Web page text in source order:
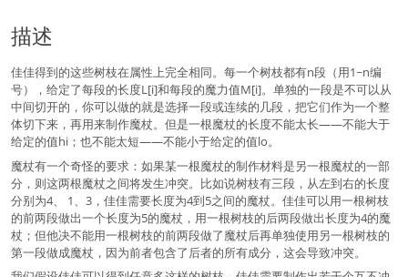
描述
佳佳得到的这些树枝在属性上完全相同。每一个树枝都有n段（用1~n编
号），给定了每段的长度L[i]和每段的魔力值M[i]。单独的一段是不可以从
中间切开的，你可以做的就是选择一段或连续的几段，把它们作为一个整
体切下来，再用来制作魔杖。但是一根魔杖的长度不能太长——不能大于
给定的值hi；也不能太短——不能小于给定的值lo。
魔杖有一个奇怪的要求：如果某一根魔杖的制作材料是另一根魔杖的一部
分，则这两根魔杖之间将发生冲突。比如说树枝有三段，从左到右的长度
分别为4、 1、3，佳佳需要长度为4到5之间的魔杖。佳佳可以用一根树枝
的前两段做出一个长度为5的魔杖，用一根树枝的后两段做出长度为4的魔
杖；但他决不能用一根树枝的前两段做了魔杖后再单独使用另一根树枝的
第一段做成魔杖，因为前者包含了后者的所有成分，这会导致冲突。